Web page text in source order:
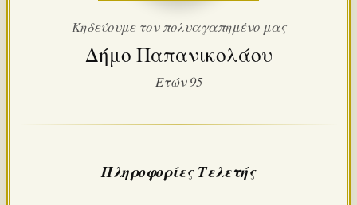
Κηδεύουμε τον πολυαγαπημένο μας
Δήμο Παπανικολάου
Ετών 95
Πληροφορίες Τελετής